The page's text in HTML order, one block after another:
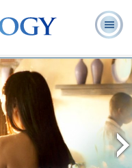
Ministri
Domande
ricorrenti
Libri